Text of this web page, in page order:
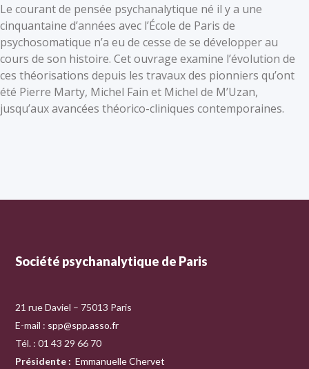
Le courant de pensée psychanalytique né il y a une
cinquantaine d’années avec l’École de Paris de
psychosomatique n’a eu de cesse de se développer au
cours de son histoire. Cet ouvrage examine l’évolution de
ces théorisations depuis les travaux des pionniers qu’ont
été Pierre Marty, Michel Fain et Michel de M’Uzan,
jusqu’aux avancées théorico-cliniques contemporaines.
Société psychanalytique de Paris
21 rue Daviel – 75013 Paris
E-mail : spp@spp.asso.fr
Tél. : 01 43 29 66 70
Présidente : Emmanuelle Chervet